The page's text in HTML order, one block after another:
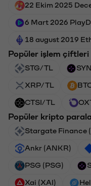
22 Ekim 2025
6 Mart 2026
18 august 2019
Popüler işlem çiftleri
STG/TL
XRP/TL
CTSI/TL
Popüler kripto
Stargate Finance
Ankr (ANKR)
PSG (PSG)
Xai (XAI)